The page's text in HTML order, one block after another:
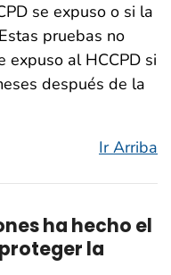
se expuso o si la
pruebas no
expuso al HCCPD si
después de la
Ir Arriba
ha hecho el
la